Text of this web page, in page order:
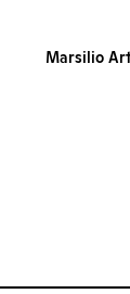
Marsilio